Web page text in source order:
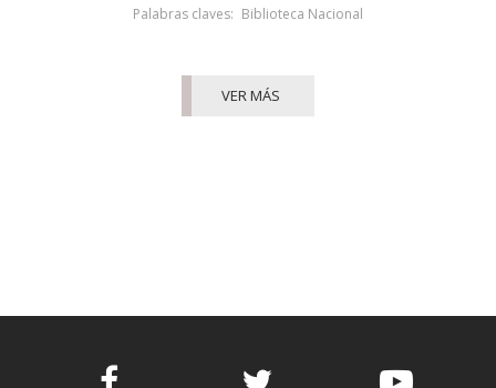
Palabras claves: Biblioteca Nacional
VER MÁS